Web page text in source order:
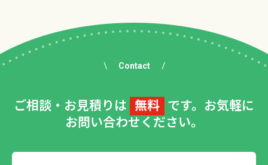
Contact
ご相談・お見積りは 無料 です。お気軽に
お問い合わせください。